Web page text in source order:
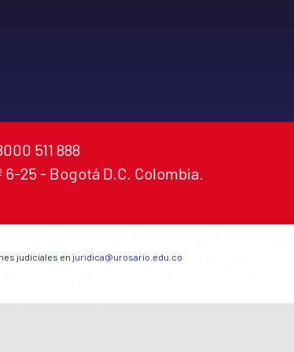
511 888
6-25 - Bogotá D.C. Colombia.
judiciales en juridica@urosario.edu.co